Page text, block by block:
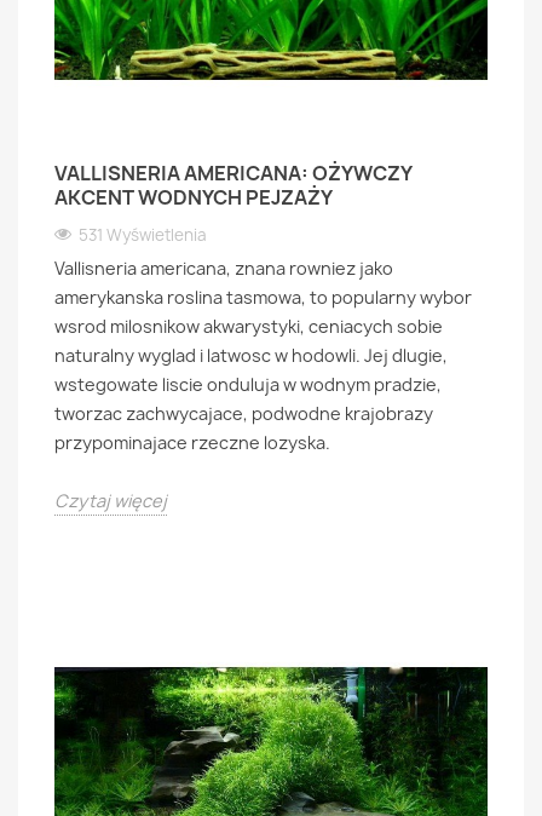
VALLISNERIA AMERICANA: OŻYWCZY
AKCENT WODNYCH PEJZAŻY
531 Wyświetlenia
Vallisneria americana, znana rowniez jako
amerykanska roslina tasmowa, to popularny wybor
wsrod milosnikow akwarystyki, ceniacych sobie
naturalny wyglad i latwosc w hodowli. Jej dlugie,
wstegowate liscie onduluja w wodnym pradzie,
tworzac zachwycajace, podwodne krajobrazy
przypominajace rzeczne lozyska.
Czytaj więcej